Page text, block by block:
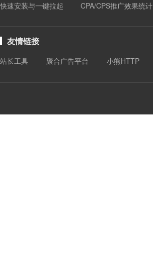
快速安装与一键拉起
CPA/CPS推广效果统计
友情链接
站长工具 聚合广告平台 小熊HTTP